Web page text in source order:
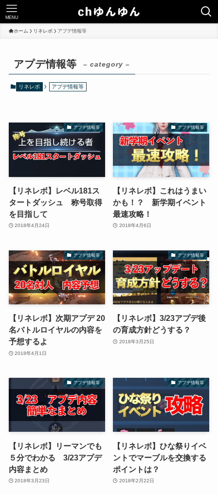
MENU
ホーム リネレボ アプデ情報等
アプデ情報等 – category –
リネレボ アプデ情報等
アプデ情報等
【リネレボ】レベル181ス
タートダッシュ 称号取得
を目指して
2018年4月24日
アプデ情報等
【リネレボ】これはうまい
かも！？ 新学期イベント
最速攻略！
2018年4月6日
アプデ情報等
【リネレボ】次期アプデ 20
名バトルロイヤルの内容を
予想するよ
2018年4月1日
アプデ情報等
【リネレボ】3/23アプデ後
の育成方針どうする？
2018年3月25日
アプデ情報等
【リネレボ】リーマンでも
５分でわかる 3/23アプデ
内容まとめ
2018年3月23日
アプデ情報等
【リネレボ】ひな祭りイベ
ントでマーブルを交換する
ポイントは？
2018年2月22日